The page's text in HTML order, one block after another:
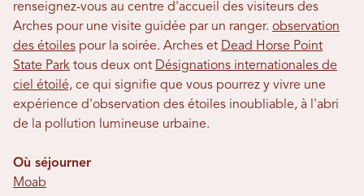
renseignez-vous au centre d'accueil des visiteurs des
Arches pour une visite guidée par un ranger. observation
des étoiles pour la soirée. Arches et Dead Horse Point
State Park tous deux ont Désignations internationales de
ciel étoilé, ce qui signifie que vous pourrez y vivre une
expérience d'observation des étoiles inoubliable, à l'abri
de la pollution lumineuse urbaine.
Où séjourner
Moab